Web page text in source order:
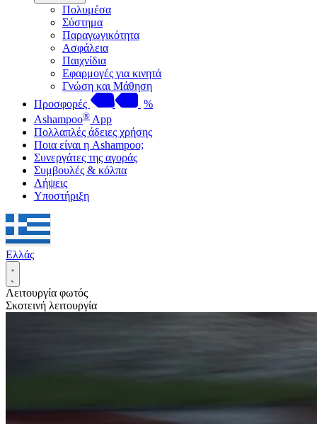
Πολυμέσα
Σύστημα
Παραγωγικότητα
Ασφάλεια
Παιχνίδια
Εφαρμογές για κινητά
Γνώση και Μάθηση
Προσφορές
%
Ashampoo® App
Πολλαπλές άδειες χρήσης
Ποια είναι η Ashampoo;
Συνεργάτες της αγοράς
Συμβουλές & κόλπα
Λήψεις
Υποστήριξη
Ελλάς
Λειτουργία φωτός
Σκοτεινή λειτουργία